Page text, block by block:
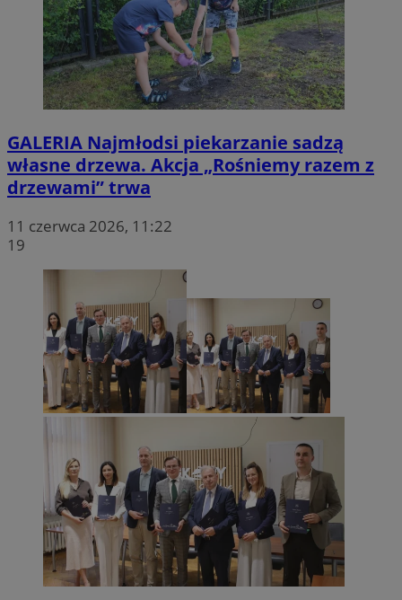
GALERIA Najmłodsi piekarzanie sadzą
własne drzewa. Akcja „Rośniemy razem z
drzewami” trwa
11 czerwca 2026, 11:22
19